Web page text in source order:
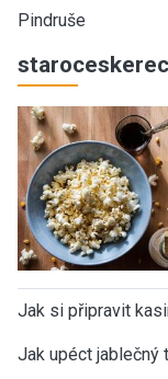
Pindruše
Jak si připravit
Jak upéct jablečný